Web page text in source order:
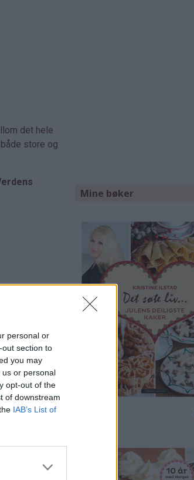
personal or
section to
you may
or personal
opt-out of the
of downstream
IAB’s List of
det hele
store og
Mine bøker